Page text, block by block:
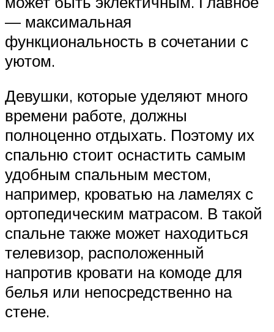
— максимальная
функциональность в сочетании с
уютом.
Девушки, которые уделяют много
времени работе, должны
полноценно отдыхать. Поэтому их
спальню стоит оснастить самым
удобным спальным местом,
например, кроватью на ламелях с
ортопедическим матрасом. В такой
спальне также может находиться
телевизор, расположенный
напротив кровати на комоде для
белья или непосредственно на
стене.